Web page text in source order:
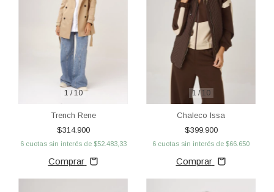
1 /10
Trench Rene
$314.900
6 cuotas sin interés de $52.483,33
Comprar
1 /10
Chaleco Issa
$399.900
6 cuotas sin interés de $66.650
Comprar